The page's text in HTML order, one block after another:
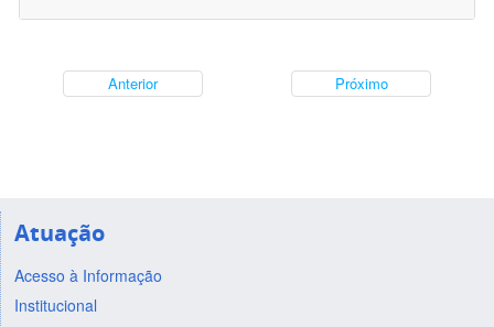
Anterior Próximo
Atuação
Acesso à Informação
Institucional